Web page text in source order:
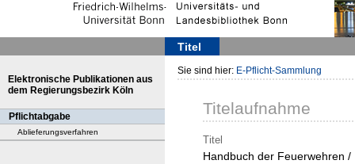
Titel
Elektronische Publikationen aus
dem Regierungsbezirk Köln
Pflichtabgabe
Ablieferungsverfahren
Sie sind hier: E-Pflicht-Sammlung
Titelaufnahme
Titel
Handbuch der Feuerwehren /